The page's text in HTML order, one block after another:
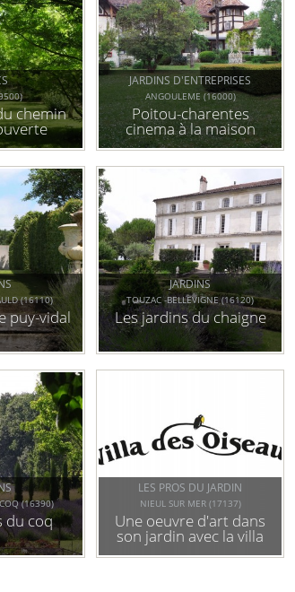
chemin
JARDINS D'ENTREPRISES
ANGOULEME (16000)
Poitou-charentes
cinema à la maison
alsacienne
(16110)
puy-vidal
JARDINS
TOUZAC -BELLEVIGNE (16120)
Les jardins du chaigne
(16390)
du coq
LES PROS DU JARDIN
NIEUL SUR MER (17137)
Une oeuvre d'art dans
son jardin avec la villa
des oiseaux pour